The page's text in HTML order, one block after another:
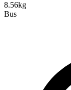
8.56kg
Bus